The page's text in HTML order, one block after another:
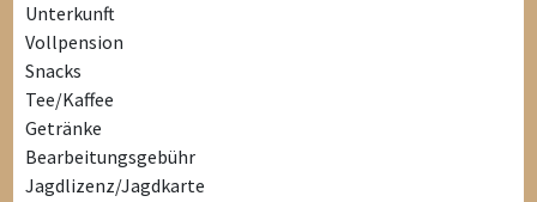
Unterkunft
Vollpension
Snacks
Tee/Kaffee
Getränke
Bearbeitungsgebühr
Jagdlizenz/Jagdkarte